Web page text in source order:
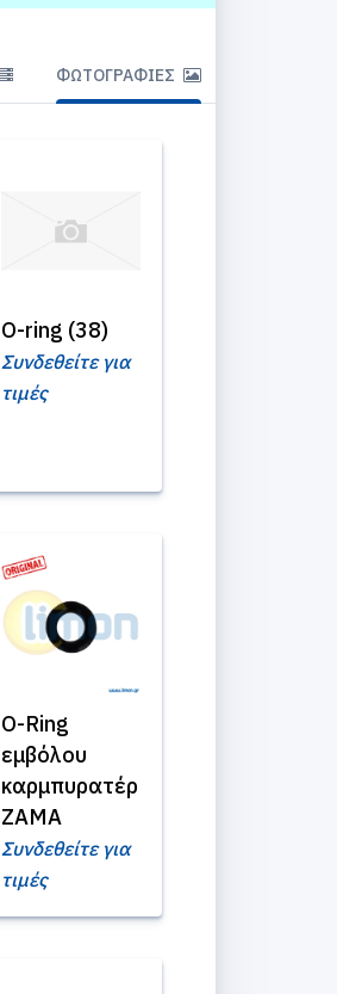
ΦΩΤΟΓΡΑΦΊΕΣ
O-ring (38)
Συνδεθείτε για
τιμές
O-Ring
εμβόλου
καρμπυρατέρ
ZAMA
Συνδεθείτε για
τιμές